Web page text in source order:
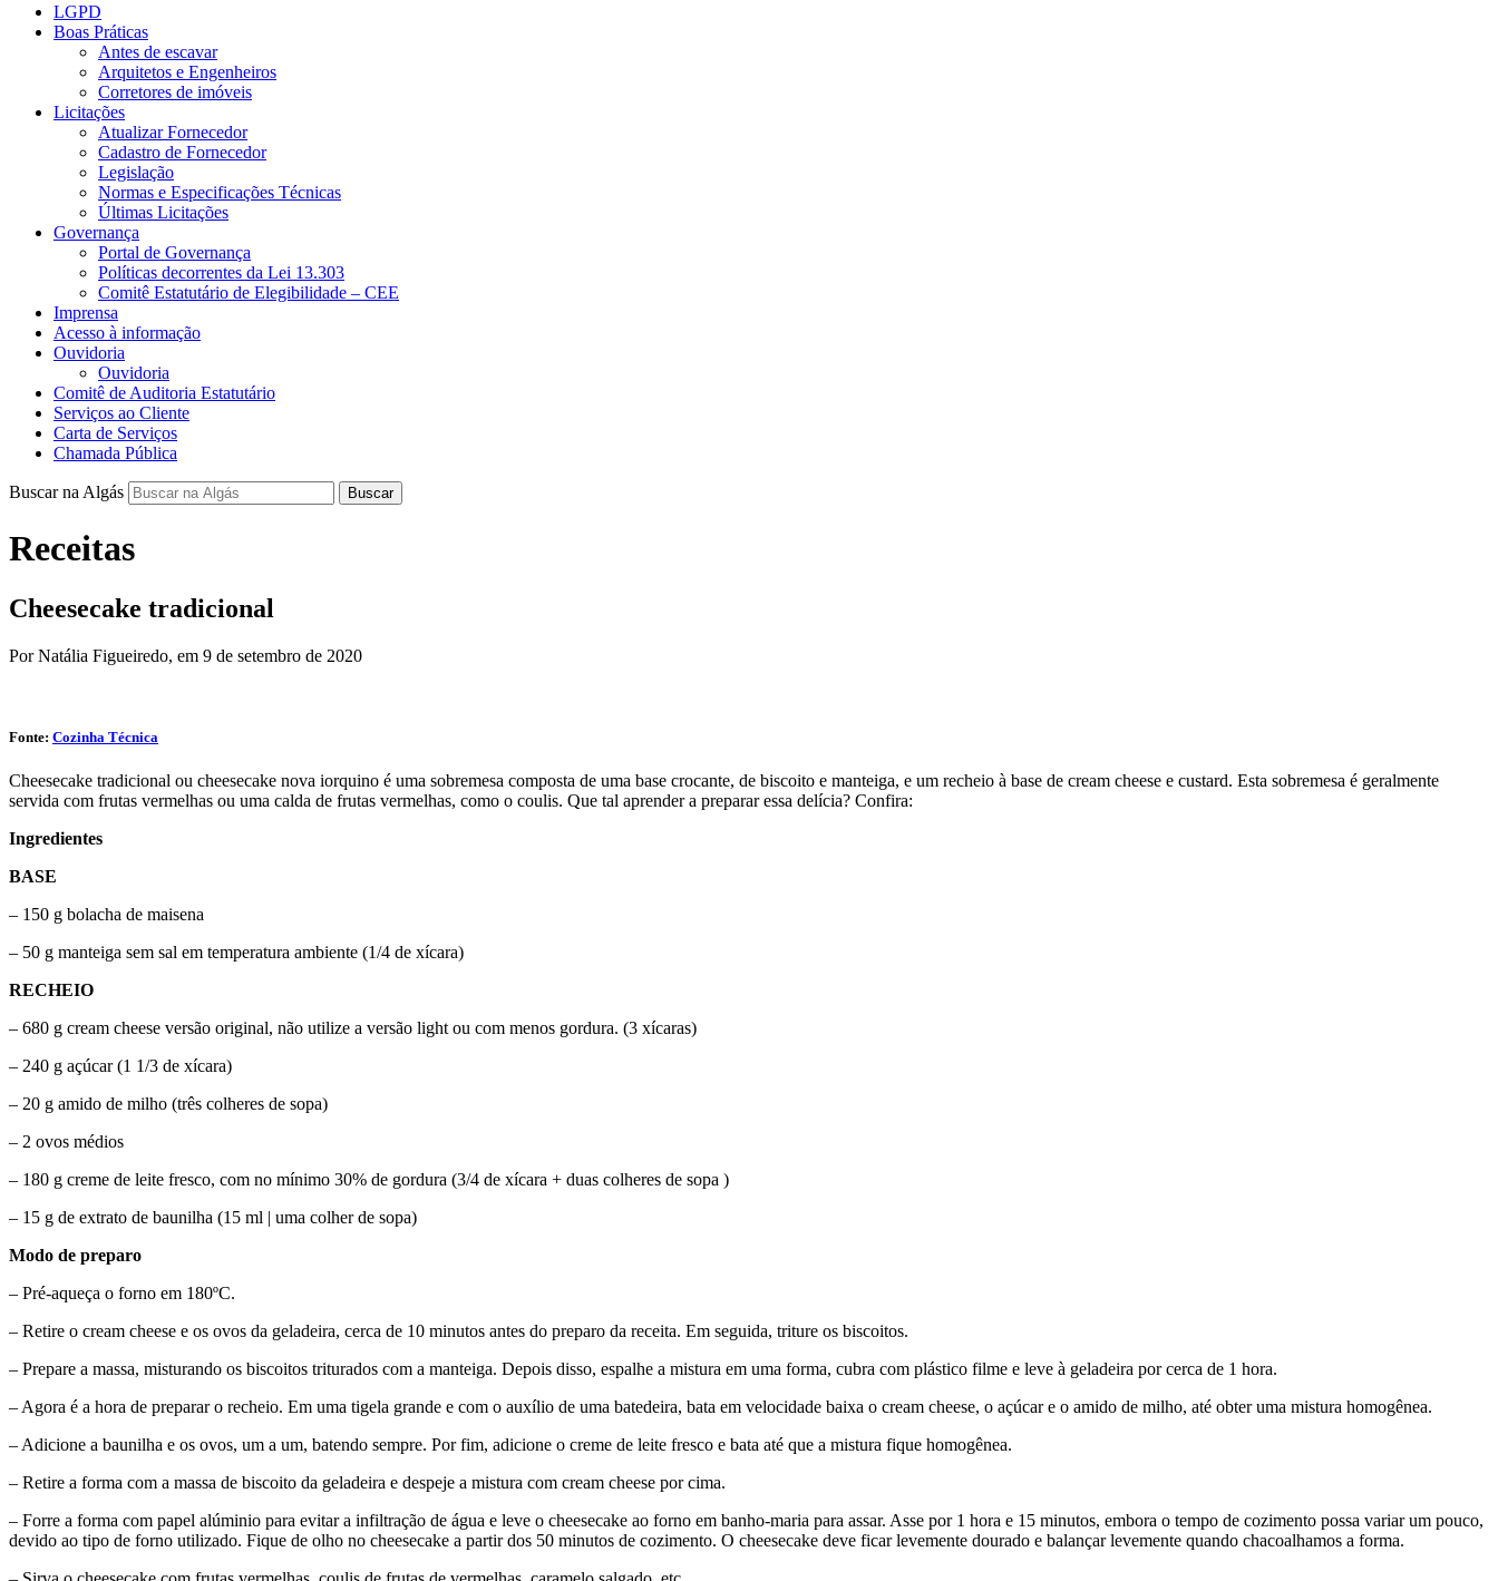
LGPD
Boas Práticas
Antes de escavar
Arquitetos e Engenheiros
Corretores de imóveis
Licitações
Atualizar Fornecedor
Cadastro de Fornecedor
Legislação
Normas e Especificações Técnicas
Últimas Licitações
Governança
Portal de Governança
Políticas decorrentes da Lei 13.303
Comitê Estatutário de Elegibilidade – CEE
Imprensa
Acesso à informação
Ouvidoria
Ouvidoria
Comitê de Auditoria Estatutário
Serviços ao Cliente
Carta de Serviços
Chamada Pública
Buscar na Algás Buscar
Receitas
Cheesecake tradicional
Por Natália Figueiredo, em 9 de setembro de 2020
Fonte: Cozinha Técnica
Cheesecake tradicional ou cheesecake nova iorquino é uma sobremesa composta de uma base crocante, de biscoito e manteiga, e um recheio à base de cream cheese e custard. Esta sobremesa é geralmente
servida com frutas vermelhas ou uma calda de frutas vermelhas, como o coulis. Que tal aprender a preparar essa delícia? Confira:
Ingredientes
BASE
– 150 g bolacha de maisena
– 50 g manteiga sem sal em temperatura ambiente (1/4 de xícara)
RECHEIO
– 680 g cream cheese versão original, não utilize a versão light ou com menos gordura. (3 xícaras)
– 240 g açúcar (1 1/3 de xícara)
– 20 g amido de milho (três colheres de sopa)
– 2 ovos médios
– 180 g creme de leite fresco, com no mínimo 30% de gordura (3/4 de xícara + duas colheres de sopa )
– 15 g de extrato de baunilha (15 ml | uma colher de sopa)
Modo de preparo
– Pré-aqueça o forno em 180ºC.
– Retire o cream cheese e os ovos da geladeira, cerca de 10 minutos antes do preparo da receita. Em seguida, triture os biscoitos.
– Prepare a massa, misturando os biscoitos triturados com a manteiga. Depois disso, espalhe a mistura em uma forma, cubra com plástico filme e leve à geladeira por cerca de 1 hora.
– Agora é a hora de preparar o recheio. Em uma tigela grande e com o auxílio de uma batedeira, bata em velocidade baixa o cream cheese, o açúcar e o amido de milho, até obter uma mistura homogênea.
– Adicione a baunilha e os ovos, um a um, batendo sempre. Por fim, adicione o creme de leite fresco e bata até que a mistura fique homogênea.
– Retire a forma com a massa de biscoito da geladeira e despeje a mistura com cream cheese por cima.
– Forre a forma com papel alúminio para evitar a infiltração de água e leve o cheesecake ao forno em banho-maria para assar. Asse por 1 hora e 15 minutos, embora o tempo de cozimento possa variar um pouco,
devido ao tipo de forno utilizado. Fique de olho no cheesecake a partir dos 50 minutos de cozimento. O cheesecake deve ficar levemente dourado e balançar levemente quando chacoalhamos a forma.